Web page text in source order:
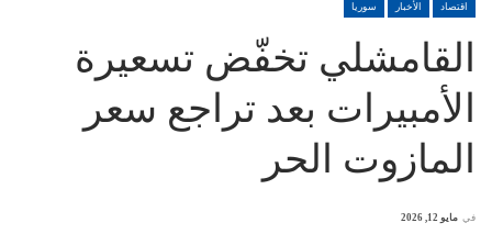
اقتصاد الأخبار سوريا
القامشلي تخفّض تسعيرة
الأمبيرات بعد تراجع سعر
المازوت الحر
في مايو 12, 2026